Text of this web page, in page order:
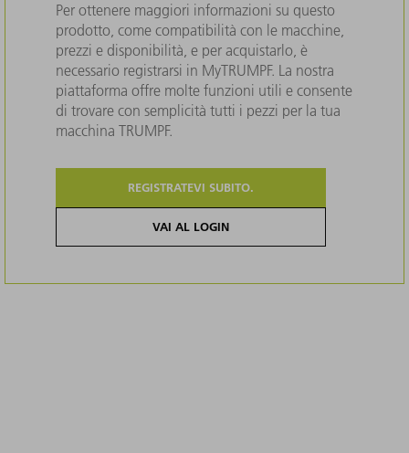
Per ottenere maggiori informazioni su questo
prodotto, come compatibilità con le macchine,
prezzi e disponibilità, e per acquistarlo, è
necessario registrarsi in MyTRUMPF. La nostra
piattaforma offre molte funzioni utili e consente
di trovare con semplicità tutti i pezzi per la tua
macchina TRUMPF.
REGISTRATEVI SUBITO.
VAI AL LOGIN